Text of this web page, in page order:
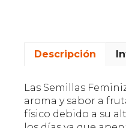
Descripción
Las Semillas
aroma y sabor a
físico debido a su